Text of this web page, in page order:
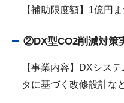
【補助限度額】1億円
②DX型CO2削減対策
【事業内容】DXシス
タに基づく改修設計な